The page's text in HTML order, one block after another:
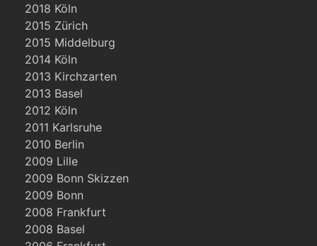
2018 Köln
2015 Zürich
2015 Middelburg
2014 Köln
2013 Kirchzarten
2013 Basel
2012 Köln
2011 Karlsruhe
2010 Berlin
2009 Lille
2009 Bonn Skizzen
2009 Bonn
2008 Frankfurt
2008 Basel